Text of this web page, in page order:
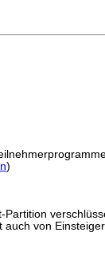
)
von